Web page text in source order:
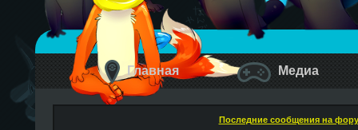
Главная Медиа
Последние сообщения на